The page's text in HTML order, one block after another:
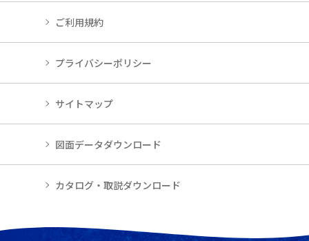
ご利用規約
プライバシーポリシー
サイトマップ
図面データダウンロード
カタログ・取説ダウンロード